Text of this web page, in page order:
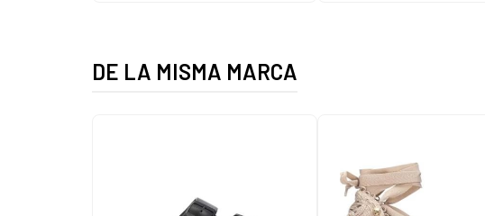
DE LA MISMA MARCA